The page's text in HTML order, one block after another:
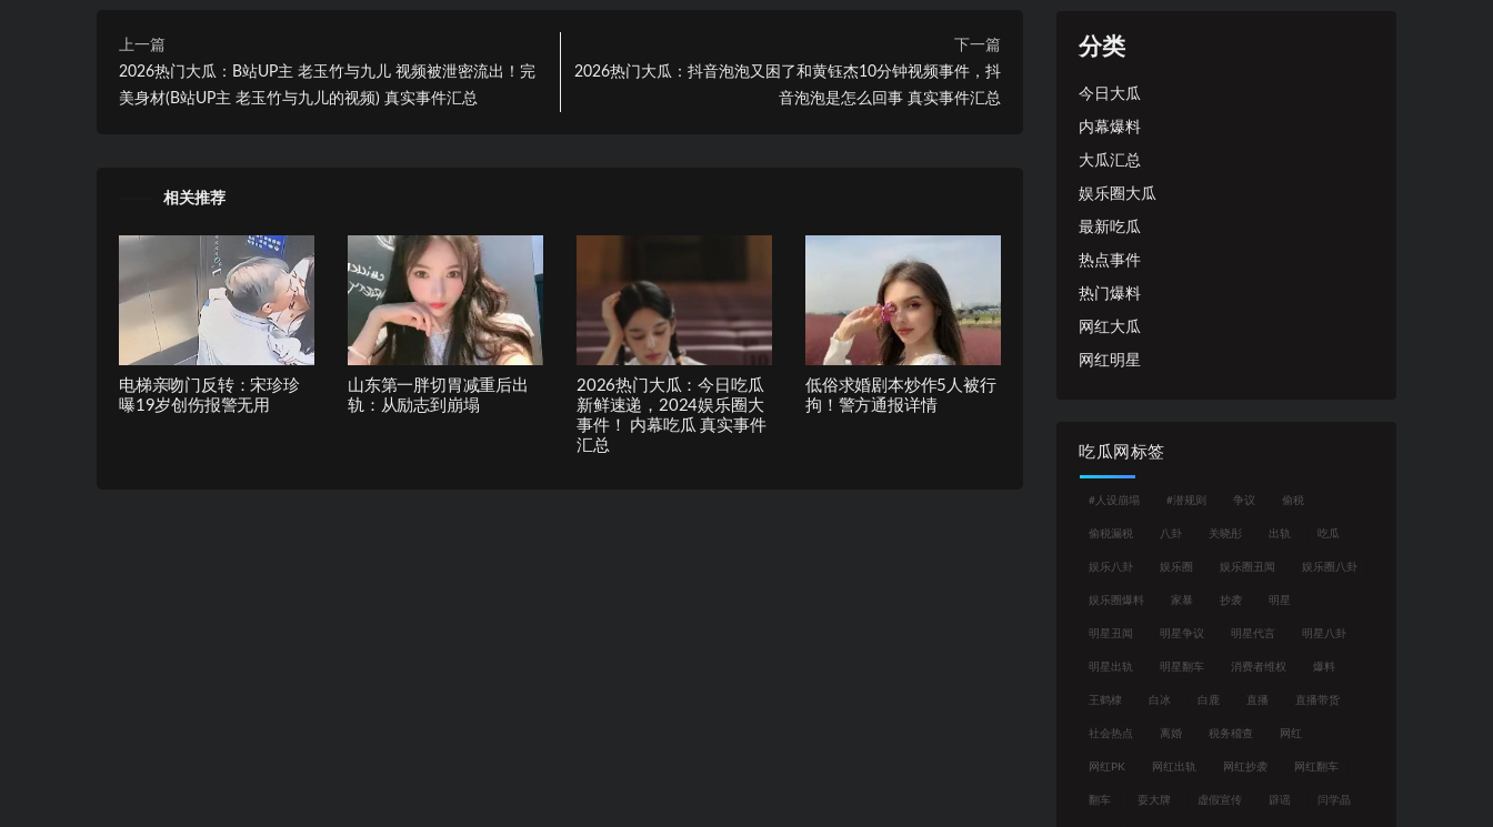
上一篇
2026热门大瓜：B站UP主 老玉竹与九儿 视频被泄密流出！完
美身材(B站UP主 老玉竹与九儿的视频) 真实事件汇总
下一篇
2026热门大瓜：抖音泡泡又困了和黄钰杰10分钟视频事件，抖
音泡泡是怎么回事 真实事件汇总
相关推荐
电梯亲吻门反转：宋珍珍
曝19岁创伤报警无用
山东第一胖切胃减重后出
轨：从励志到崩塌
2026热门大瓜：今日吃瓜
新鲜速递，2024娱乐圈大
事件！ 内幕吃瓜 真实事件
汇总
低俗求婚剧本炒作5人被行
拘！警方通报详情
分类
今日大瓜
内幕爆料
大瓜汇总
娱乐圈大瓜
最新吃瓜
热点事件
热门爆料
网红大瓜
网红明星
吃瓜网标签
#人设崩塌 #潜规则 争议 偷税
偷税漏税 八卦 关晓彤 出轨 吃瓜
娱乐八卦 娱乐圈 娱乐圈丑闻 娱乐圈八卦
娱乐圈爆料 家暴 抄袭 明星
明星丑闻 明星争议 明星代言 明星八卦
明星出轨 明星翻车 消费者维权 爆料
王鹤棣 白冰 白鹿 直播 直播带货
社会热点 离婚 税务稽查 网红
网红PK 网红出轨 网红抄袭 网红翻车
翻车 耍大牌 虚假宣传 辟谣 闫学晶